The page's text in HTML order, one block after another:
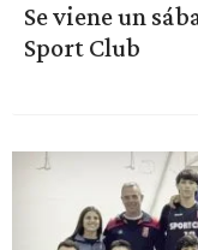
Se viene un
Sport Club